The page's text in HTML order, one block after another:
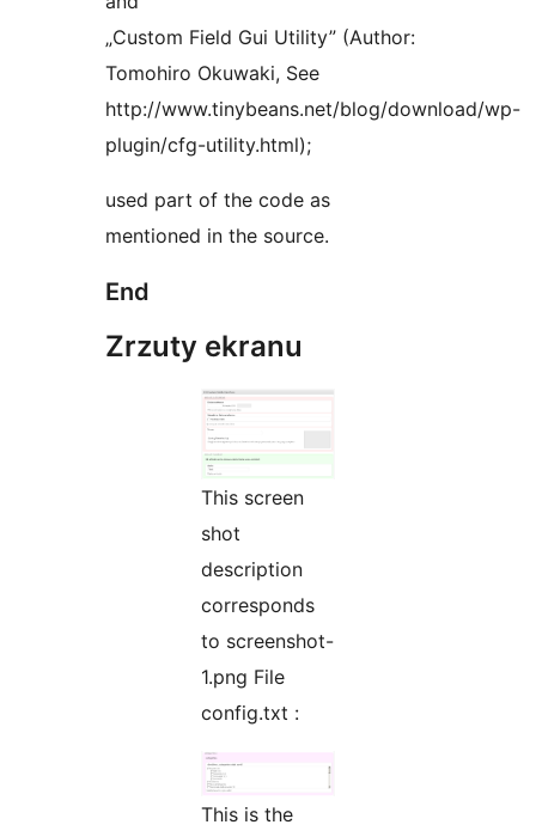
„Custom Field Gui Utility” (Author:
Tomohiro Okuwaki, See
http://www.tinybeans.net/blog/download/wp-
plugin/cfg-utility.html);
used part of the code as
mentioned in the source.
End
Zrzuty ekranu
This screen
shot
description
corresponds
to screenshot-
1.png File
config.txt :
This is the